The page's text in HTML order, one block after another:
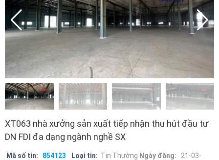
XT063 nhà xưởng sản xuất tiếp nhận thu hút đầu tư
DN FDI đa dạng ngành nghề SX
Mã số tin: 854123 Loại tin: Tin Thường Ngày đăng:
21-03-